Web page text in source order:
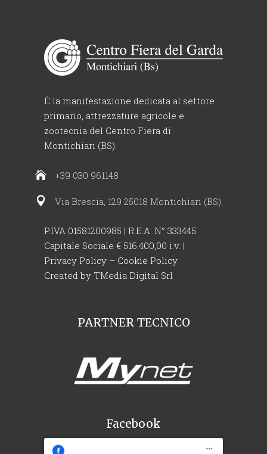
È la manifestazione dedicata al settore
primario, attrezzature agricole e
zootecnia del Centro Fiera di
Montichiari (BS).
+39 030 961148
Via Brescia, 129 25018 Montichiari (BS)
P.IVA 01581200985 | R.E.A. N° 333445
Capitale Sociale € 516.400,00 i.v. |
Privacy Policy – Cookie Policy
Created by TMedia Digital Srl
PARTNER TECNICO
Facebook